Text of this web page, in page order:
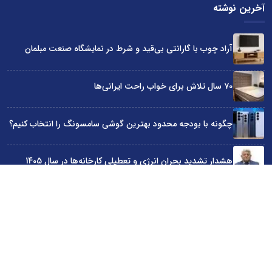
آخرین نوشته
آراد چوب با گارانتی بی‌قید و شرط در نمایشگاه صنعت مبلمان
۷۰ سال تلاش برای خواب راحت ایرانی‌ها
چگونه با بودجه محدود بهترین گوشی سامسونگ را انتخاب کنیم؟
هشدار تشدید بحران انرژی و تعطیلی کارخانه‌ها در سال 1405